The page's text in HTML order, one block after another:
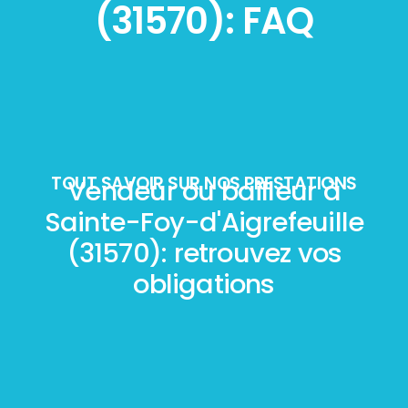
(31570): FAQ
TOUT SAVOIR SUR NOS PRESTATIONS
Vendeur ou bailleur à
Sainte-Foy-d'Aigrefeuille
(31570): retrouvez vos
obligations